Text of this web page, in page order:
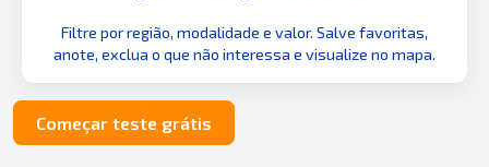
Filtre por região, modalidade e valor. Salve favoritas,
anote, exclua o que não interessa e visualize no mapa.
Começar teste grátis